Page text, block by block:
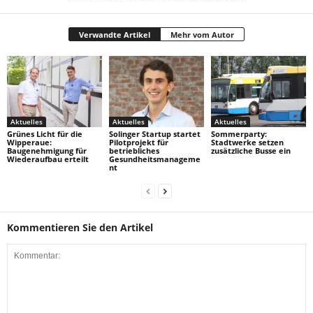
Verwandte Artikel Mehr vom Autor
Aktuelles
Grünes Licht für die
Wipperaue:
Baugenehmigung für
Wiederaufbau erteilt
Aktuelles
Solinger Startup startet
Pilotprojekt für
betriebliches
Gesundheitsmanageme
nt
Aktuelles
Sommerparty:
Stadtwerke setzen
zusätzliche Busse ein
Kommentieren Sie den Artikel